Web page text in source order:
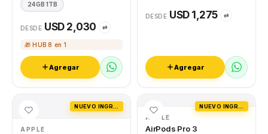
24GB 1TB
DESDE USD 2,030 ⇄
🎁 HUB 8 en 1
Agregar
DESDE USD 1,275 ⇄
Agregar
APPLE
APPLE
AirPods Pro 3